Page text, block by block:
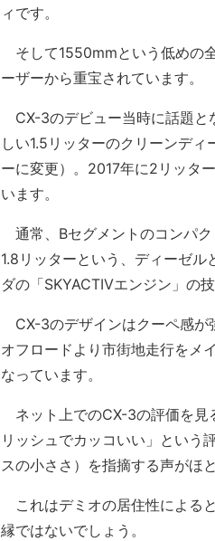
ィです。
そして1550mmという低めの
ーザーから重宝されています。
CX-3のデビュー当時に話題と
しい1.5リッターのクリーンデ
ーに変更）。2017年に2リッタ
います。
通常、Bセグメントのコンパ
1.8リッターという、ディーゼ
ダの「SKYACTIVエンジン」の
CX-3のデザインはクーペ感が
オフロードより市街地走行をメ
なっています。
ネット上でのCX-3の評価を見
リッシュでカッコいい」という
スの小ささ）を指摘する声がほと
これはデミオの居住性による
縁ではないでしょう。